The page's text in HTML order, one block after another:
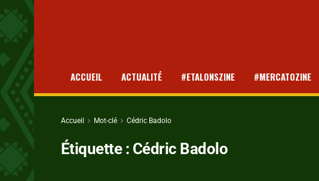
ACCUEIL ACTUALITÉ #ETALONSZINE #MERCATOZINE
Accueil Mot-clé Cédric Badolo
Étiquette : Cédric Badolo